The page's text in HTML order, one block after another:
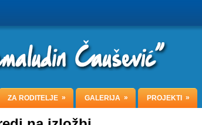
ZA RODITELJE » GALERIJA » PROJEKTI »